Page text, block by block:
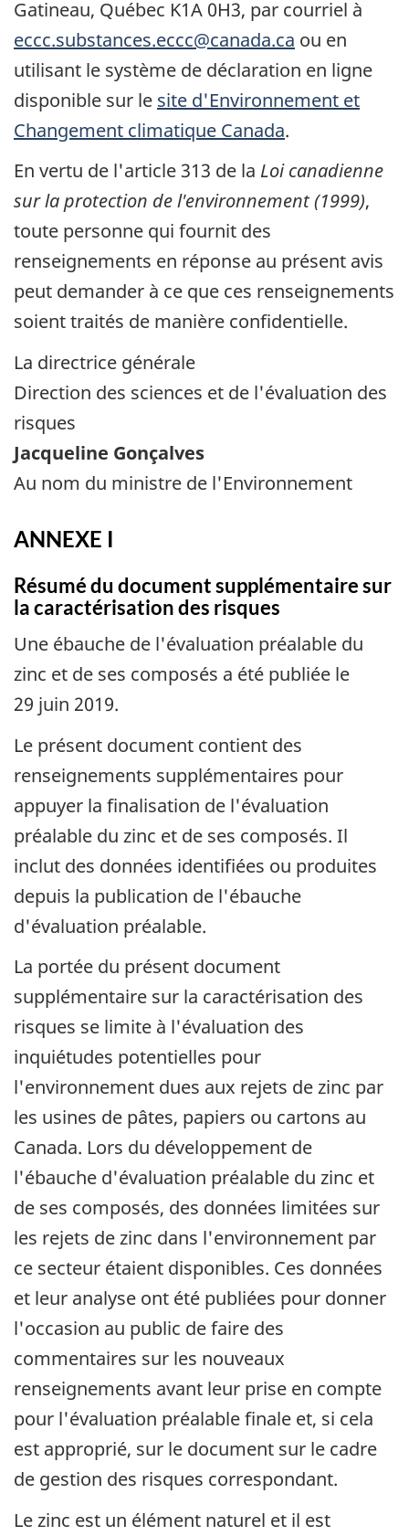
Gatineau, Québec K1A 0H3, par courriel à
eccc.substances.eccc@canada.ca ou en
utilisant le système de déclaration en ligne
disponible sur le site d'Environnement et
Changement climatique Canada.
En vertu de l'article 313 de la Loi canadienne
sur la protection de l'environnement (1999),
toute personne qui fournit des
renseignements en réponse au présent avis
peut demander à ce que ces renseignements
soient traités de manière confidentielle.
La directrice générale
Direction des sciences et de l'évaluation des
risques
Jacqueline Gonçalves
Au nom du ministre de l'Environnement
ANNEXE I
Résumé du document supplémentaire sur
la caractérisation des risques
Une ébauche de l'évaluation préalable du
zinc et de ses composés a été publiée le
29 juin 2019.
Le présent document contient des
renseignements supplémentaires pour
appuyer la finalisation de l'évaluation
préalable du zinc et de ses composés. Il
inclut des données identifiées ou produites
depuis la publication de l'ébauche
d'évaluation préalable.
La portée du présent document
supplémentaire sur la caractérisation des
risques se limite à l'évaluation des
inquiétudes potentielles pour
l'environnement dues aux rejets de zinc par
les usines de pâtes, papiers ou cartons au
Canada. Lors du développement de
l'ébauche d'évaluation préalable du zinc et
de ses composés, des données limitées sur
les rejets de zinc dans l'environnement par
ce secteur étaient disponibles. Ces données
et leur analyse ont été publiées pour donner
l'occasion au public de faire des
commentaires sur les nouveaux
renseignements avant leur prise en compte
pour l'évaluation préalable finale et, si cela
est approprié, sur le document sur le cadre
de gestion des risques correspondant.
Le zinc est un élément naturel et il est